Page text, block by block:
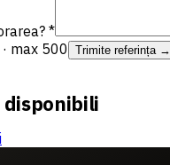
*
max 500
Trimite referința →